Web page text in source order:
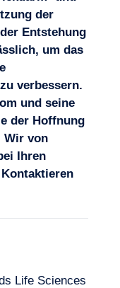
der
Entstehung
um das
verbessern.
und seine
der Hoffnung
Wir von
Ihren
Kontaktieren
Life Sciences